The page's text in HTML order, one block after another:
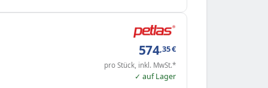
574,35€
pro Stück, inkl. MwSt.*
✓ auf Lager